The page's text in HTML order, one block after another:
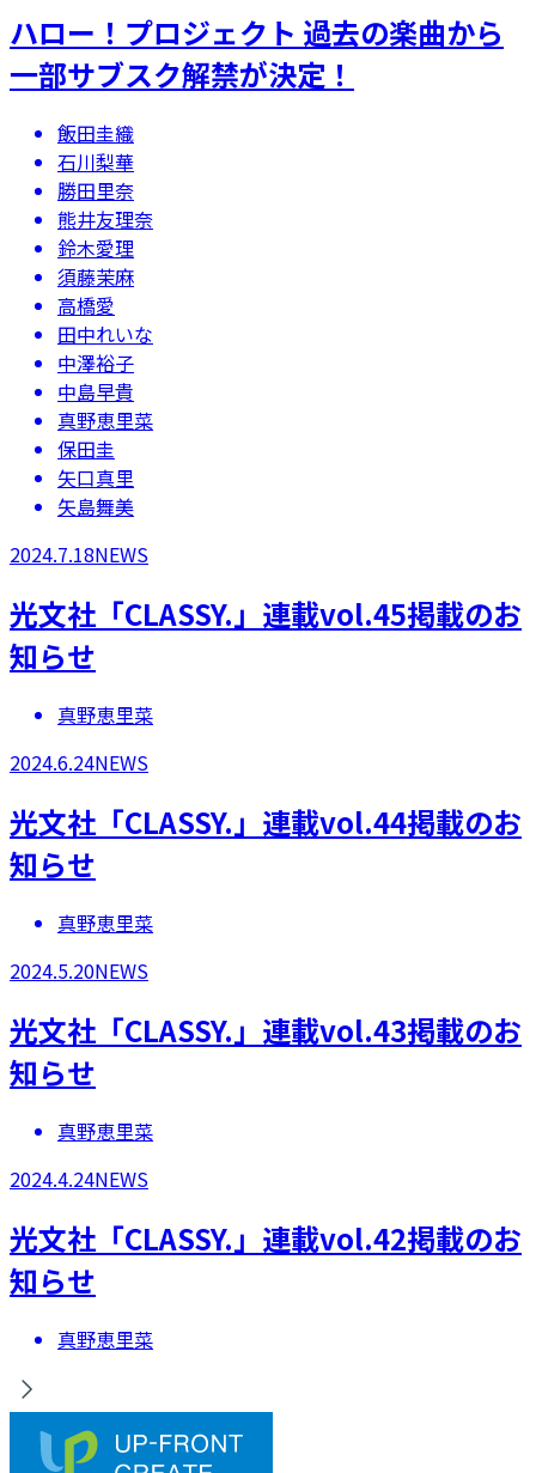
ハロー！プロジェクト 過去の楽曲から
一部サブスク解禁が決定！
飯田圭織
石川梨華
勝田里奈
熊井友理奈
鈴木愛理
須藤茉麻
高橋愛
田中れいな
中澤裕子
中島早貴
真野恵里菜
保田圭
矢口真里
矢島舞美
2024.7.18NEWS
光文社「CLASSY.」連載vol.45掲載のお
知らせ
真野恵里菜
2024.6.24NEWS
光文社「CLASSY.」連載vol.44掲載のお
知らせ
真野恵里菜
2024.5.20NEWS
光文社「CLASSY.」連載vol.43掲載のお
知らせ
真野恵里菜
2024.4.24NEWS
光文社「CLASSY.」連載vol.42掲載のお
知らせ
真野恵里菜